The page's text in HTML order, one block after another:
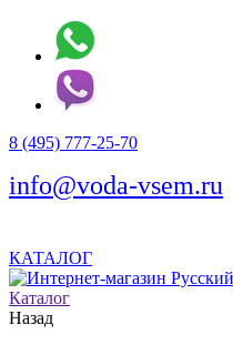
8 (495) 777-25-70
info@voda-vsem.ru
КАТАЛОГ
Каталог
Назад